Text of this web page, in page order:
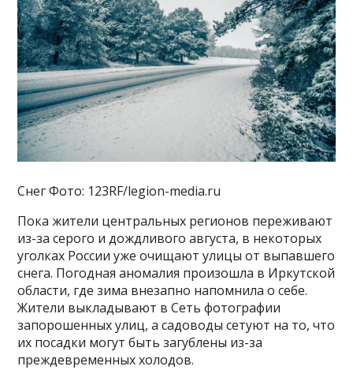
Снег Фото: 123RF/legion-media.ru
Пока жители центральных регионов переживают
из-за серого и дождливого августа, в некоторых
уголках России уже очищают улицы от выпавшего
снега. Погодная аномалия произошла в Иркутской
области, где зима внезапно напомнила о себе.
Жители выкладывают в Сеть фотографии
запорошенных улиц, а садоводы сетуют на то, что
их посадки могут быть загублены из-за
преждевременных холодов.